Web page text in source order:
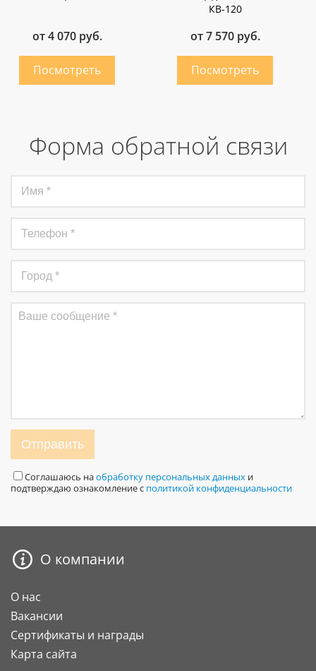
от 4 070 руб.
КВ-120
от 7 570 руб.
Форма обратной связи
Отправить
Соглашаюсь наобработку персональных данных и
подтверждаю ознакомление с политикой конфиденциальности
О компании
О нас
Вакансии
Сертификаты и награды
Карта сайта